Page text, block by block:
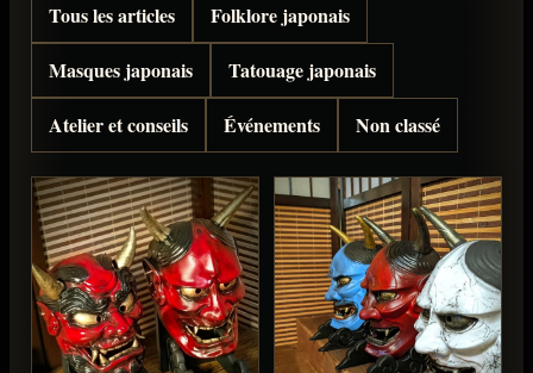
Tous les articles
Folklore japonais
Masques japonais
Tatouage japonais
Atelier et conseils
Événements Non classé